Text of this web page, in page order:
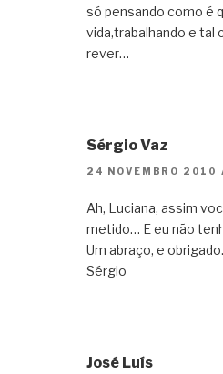
só pensando como é
vida,trabalhando e tal
rever…
Sérgio Vaz
24 NOVEMBRO 2010
Ah, Luciana, assim
metido… E eu não
Um abraço, e obrigado.
Sérgio
José Luís